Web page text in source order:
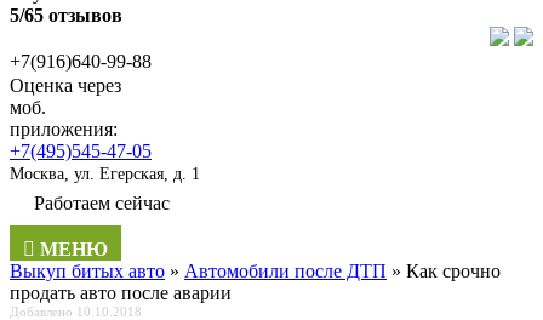
5/65 отзывов
+7(916)640-99-88
Оценка через
моб.
приложения:
+7(495)545-47-05
Москва, ул. Егерская, д. 1
Работаем сейчас
МЕНЮ
Выкуп битых авто » Автомобили после ДТП » Как срочно
продать авто после аварии
Добавлено 10.10.2018